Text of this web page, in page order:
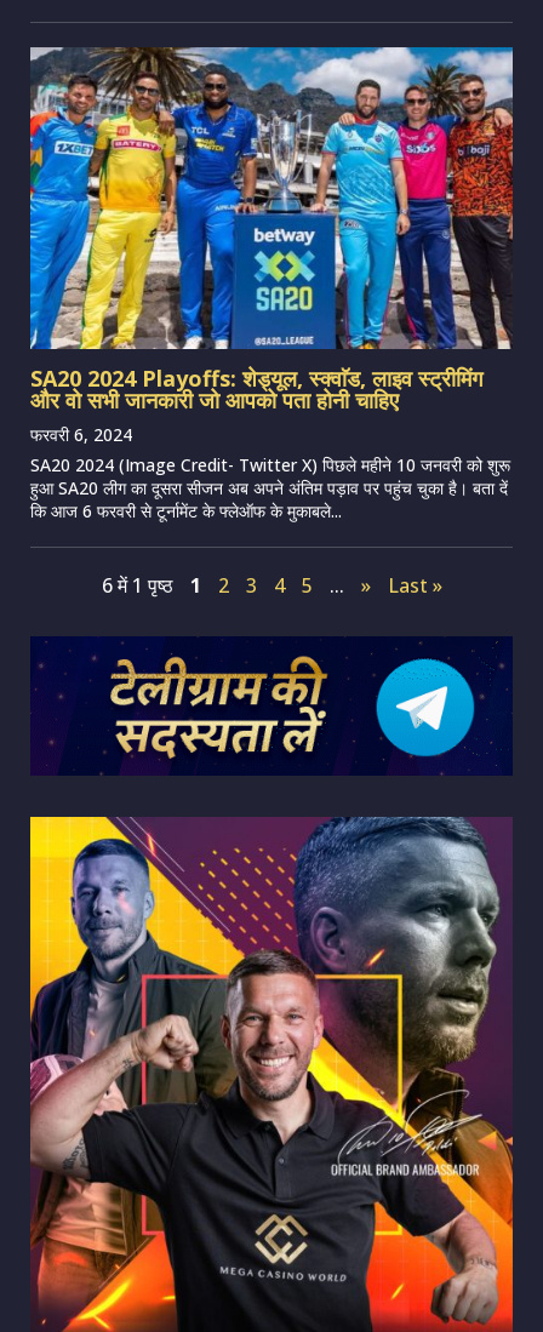
SA20 2024 Playoffs: शेड्यूल, स्क्वाॅड, लाइव स्ट्रीमिंग
और वो सभी जानकारी जो आपको पता होनी चाहिए
फरवरी 6, 2024
SA20 2024 (Image Credit- Twitter X) पिछले महीने 10 जनवरी को शुरू
हुआ SA20 लीग का दूसरा सीजन अब अपने अंतिम पड़ाव पर पहुंच चुका है। बता दें
कि आज 6 फरवरी से टूर्नामेंट के फ्लेऑफ के मुकाबले...
6 में 1 पृष्ठ 1 2 3 4 5 ... » Last »